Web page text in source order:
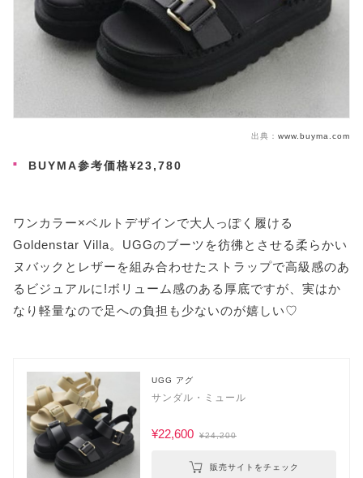
出典： www.buyma.com
BUYMA参考価格¥23,780
ワンカラー×ベルトデザインで大人っぽく履ける
Goldenstar Villa。UGGのブーツを彷彿とさせる柔らかい
ヌバックとレザーを組み合わせたストラップで高級感のあ
るビジュアルに!ボリューム感のある厚底ですが、実はか
なり軽量なので足への負担も少ないのが嬉しい♡
UGG アグ
サンダル・ミュール
¥22,600 ¥24,200
販売サイトをチェック